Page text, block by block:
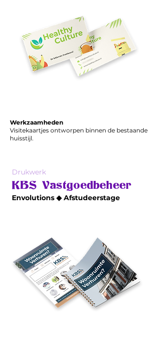
Werkzaamheden
Visitekaartjes ontworpen binnen de bestaande
huisstijl.
Drukwerk
KBS Vastgoedbeheer
Envolutions ◆ Afstudeerstage